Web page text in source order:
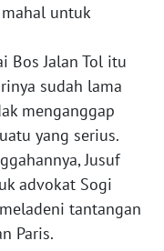
untuk
Bos Jalan Tol itu
sudah lama
menganggap
yang serius.
Jusuf
advokat Sogi
tantangan
Paris.